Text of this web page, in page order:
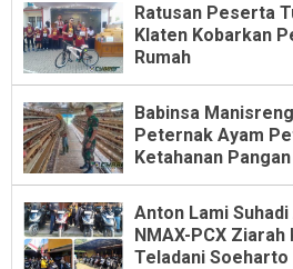
Ratusan Peserta
Klaten Kobarkan
Rumah
Babinsa
Peternak Ayam
Ketahanan Pangan
Anton Lami
NMAX-PCX
Teladani Soeharto